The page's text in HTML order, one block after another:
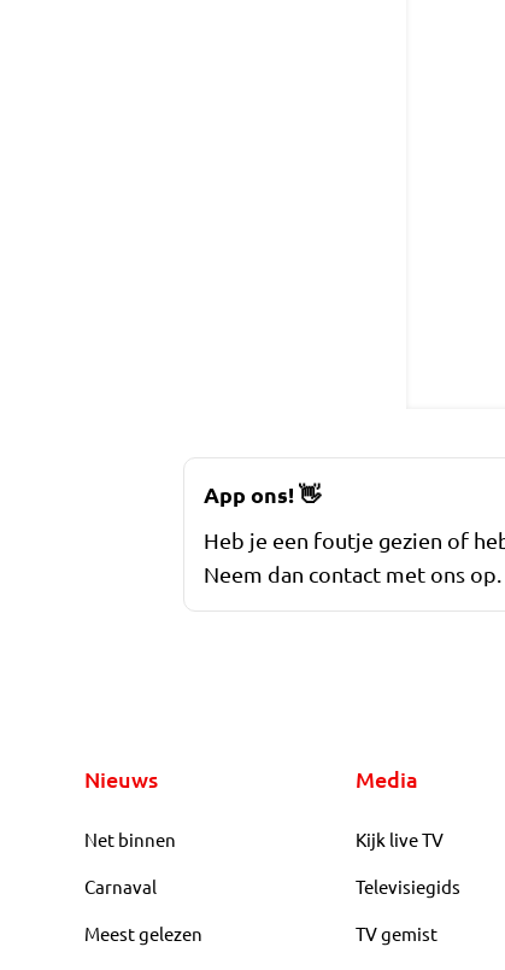
App ons!👋
Heb je een foutje gezien of
Neem dan contact met ons op.
Nieuws
Net binnen
Carnaval
Meest gelezen
Media
Kijk live TV
Televisiegids
TV gemist